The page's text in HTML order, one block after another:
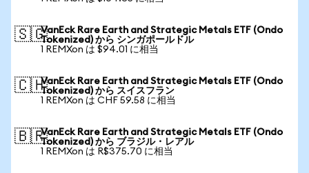
🇸🇬VanEck Rare Earth and Strategic Metals ETF (Ondo
Tokenized) から シンガポールドル
1 REMXon は $94.01 に相当
🇨🇭VanEck Rare Earth and Strategic Metals ETF (Ondo
Tokenized) から スイスフラン
1 REMXon は CHF 59.58 に相当
🇧🇷VanEck Rare Earth and Strategic Metals ETF (Ondo
Tokenized) から ブラジル・レアル
1 REMXon は R$375.70 に相当